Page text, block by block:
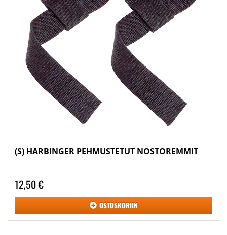
(S) HARBINGER PEHMUSTETUT NOSTOREMMIT
12,50 €
OSTOSKORIIN